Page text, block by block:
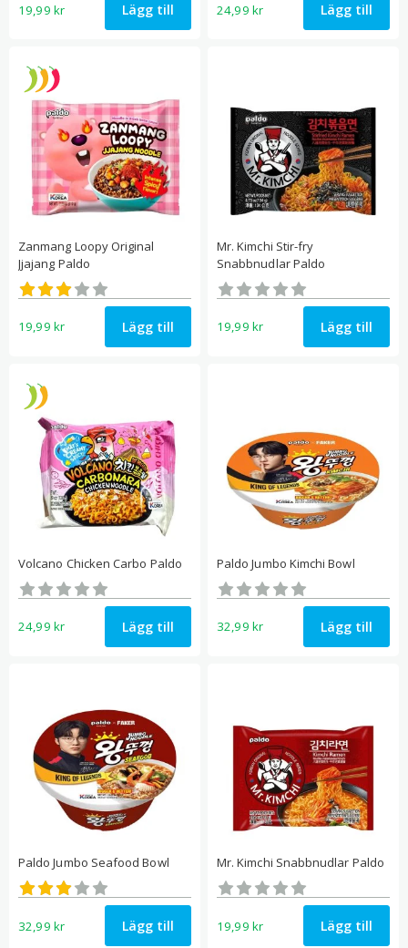
19,99 kr Lägg till 24,99 kr Lägg till
Zanmang Loopy Original
Jjajang Paldo
Betygsatt
3.00
av 5
19,99 kr Lägg till
Mr. Kimchi Stir-fry
Snabbnudlar Paldo
Betygsatt
0
av 5
19,99 kr Lägg till
Volcano Chicken Carbo Paldo
Betygsatt
0
av 5
24,99 kr Lägg till
Paldo Jumbo Kimchi Bowl
Betygsatt
0
av 5
32,99 kr Lägg till
Paldo Jumbo Seafood Bowl
Betygsatt
3.00
av 5
32,99 kr Lägg till
Mr. Kimchi Snabbnudlar Paldo
Betygsatt
0
av 5
19,99 kr Lägg till